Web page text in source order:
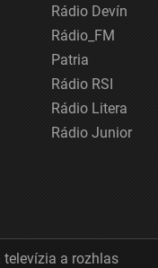
Rádio Devín
Rádio_FM
Patria
Rádio RSI
Rádio Litera
Rádio Junior
a rozhlas